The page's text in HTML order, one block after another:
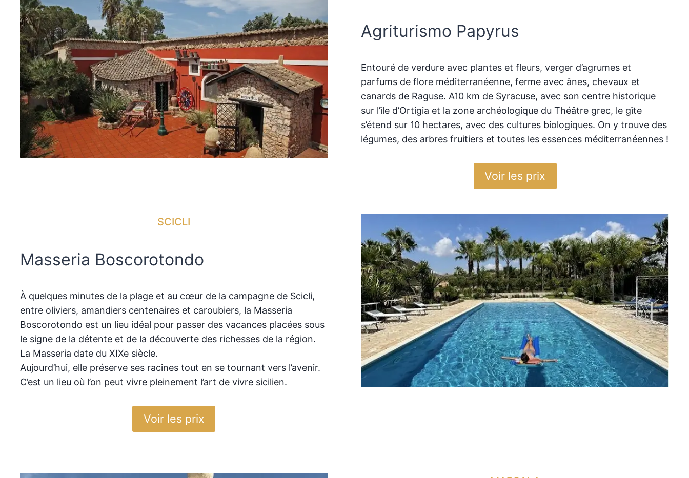
Agriturismo Papyrus
Entouré de verdure avec plantes et fleurs, verger d’agrumes et
parfums de flore méditerranéenne, ferme avec ânes, chevaux et
canards de Raguse. A10 km de Syracuse, avec son centre historique
sur l’île d’Ortigia et la zone archéologique du Théâtre grec, le gîte
s’étend sur 10 hectares, avec des cultures biologiques. On y trouve des
légumes, des arbres fruitiers et toutes les essences méditerranéennes !
Voir les prix
SCICLI
Masseria Boscorotondo
À quelques minutes de la plage et au cœur de la campagne de Scicli,
entre oliviers, amandiers centenaires et caroubiers, la Masseria
Boscorotondo est un lieu idéal pour passer des vacances placées sous
le signe de la détente et de la découverte des richesses de la région.
La Masseria date du XIXe siècle.
Aujourd’hui, elle préserve ses racines tout en se tournant vers l’avenir.
C’est un lieu où l’on peut vivre pleinement l’art de vivre sicilien.
Voir les prix